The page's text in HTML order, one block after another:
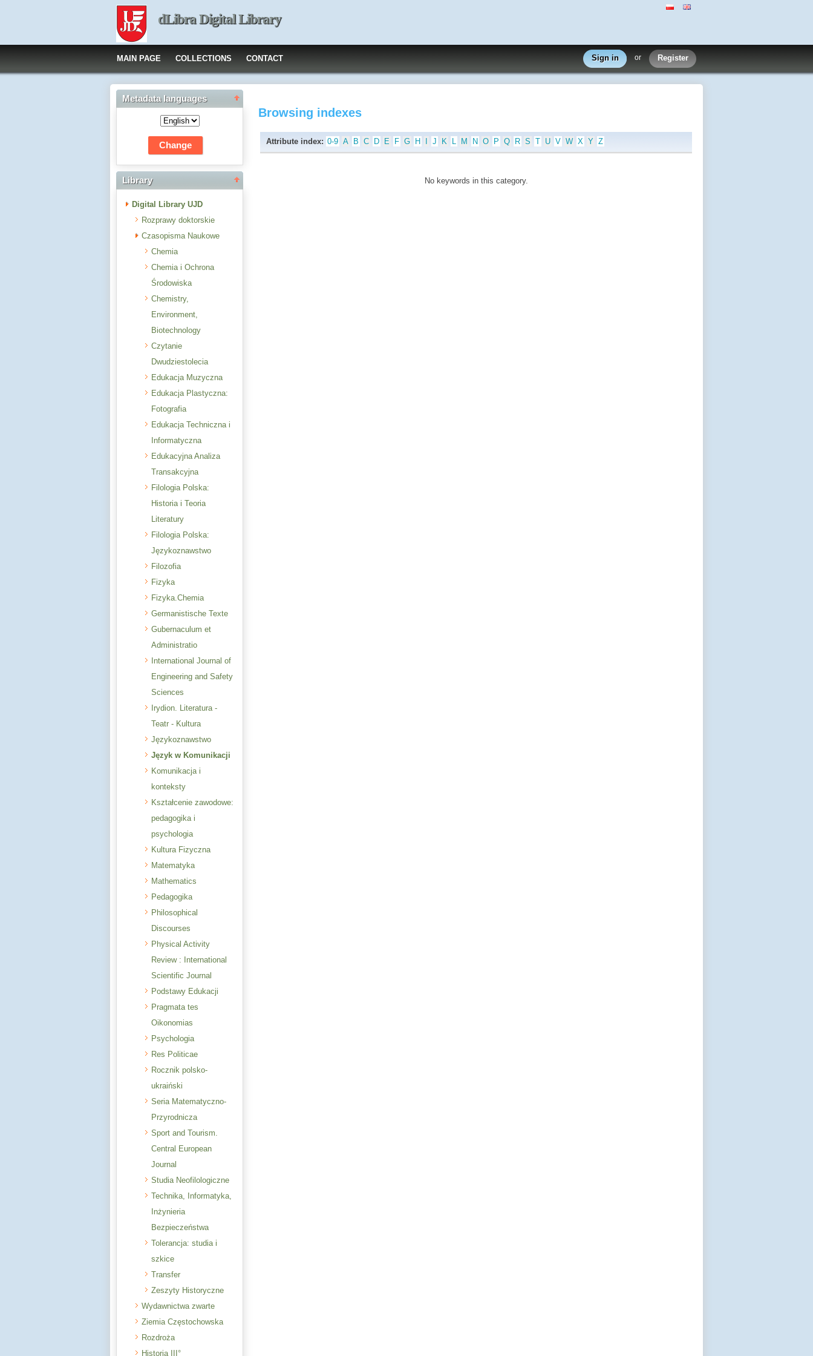
dLibra Digital Library
MAIN PAGE COLLECTIONS CONTACT Sign in or Register
Metadata languages
Library
Digital Library UJD
Rozprawy doktorskie
Czasopisma Naukowe
Chemia
Chemia i Ochrona
Środowiska
Chemistry,
Environment,
Biotechnology
Czytanie
Dwudziestolecia
Edukacja Muzyczna
Edukacja Plastyczna:
Fotografia
Edukacja Techniczna i
Informatyczna
Edukacyjna Analiza
Transakcyjna
Filologia Polska:
Historia i Teoria
Literatury
Filologia Polska:
Językoznawstwo
Filozofia
Fizyka
Fizyka.Chemia
Germanistische Texte
Gubernaculum et
Administratio
International Journal of
Engineering and Safety
Sciences
Irydion. Literatura -
Teatr - Kultura
Językoznawstwo
Język w Komunikacji
Komunikacja i
konteksty
Kształcenie zawodowe:
pedagogika i
psychologia
Kultura Fizyczna
Matematyka
Mathematics
Pedagogika
Philosophical
Discourses
Physical Activity
Review : International
Scientific Journal
Podstawy Edukacji
Pragmata tes
Oikonomias
Psychologia
Res Politicae
Rocznik polsko-
ukraiński
Seria Matematyczno-
Przyrodnicza
Sport and Tourism.
Central European
Journal
Studia Neofilologiczne
Technika, Informatyka,
Inżynieria
Bezpieczeństwa
Tolerancja: studia i
szkice
Transfer
Zeszyty Historyczne
Wydawnictwa zwarte
Ziemia Częstochowska
Rozdroża
Historia III°
Browsing indexes
Attribute index: 0-9 A B C D E F G H J K L M N O P Q R S T U V W X Y Z
No keywords in this category.